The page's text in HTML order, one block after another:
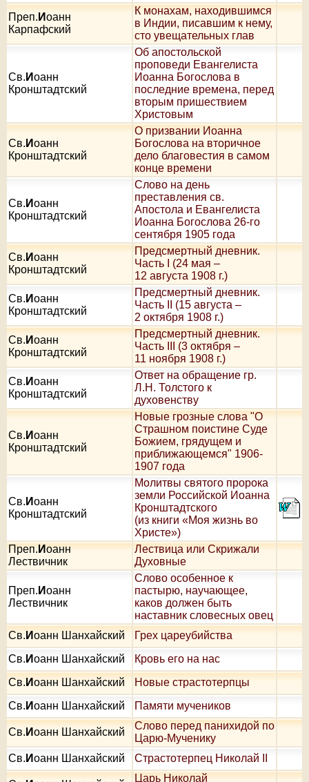
Преп. Иоанн
Карпафский
К монахам, находившимся
в Индии, писавшим к нему,
сто увещательных глав
Св. Иоанн
Кронштадтский
Об апостольской
проповеди Евангелиста
Иоанна Богослова в
последние времена, перед
вторым пришествием
Христовым
Св. Иоанн
Кронштадтский
О призвании Иоанна
Богослова на вторичное
дело благовестия в самом
конце времени
Св. Иоанн
Кронштадтский
Слово на день
преставления св.
Апостола и Евангелиста
Иоанна Богослова 26-го
сентября 1905 года
Св. Иоанн
Кронштадтский
Предсмертный дневник.
Часть I (24 мая –
12 августа 1908 г.)
Св. Иоанн
Кронштадтский
Предсмертный дневник.
Часть II (15 августа –
2 октября 1908 г.)
Св. Иоанн
Кронштадтский
Предсмертный дневник.
Часть III (3 октября –
11 ноября 1908 г.)
Св. Иоанн
Кронштадтский
Ответ на обращение гр.
Л.Н. Толстого к
духовенству
Св. Иоанн
Кронштадтский
Новые грозные слова "О
Страшном поистине Суде
Божием, грядущем и
приближающемся" 1906-
1907 года
Св. Иоанн
Кронштадтский
Молитвы святого пророка
земли Российской Иоанна
Кронштадтского
(из книги «Моя жизнь во
Христе»)
Преп.Иоанн
Лествичник
Лествица или Скрижали
Духовные
Преп. Иоанн
Лествичник
Слово особенное к
пастырю, научающее,
каков должен быть
наставник словесных овец
Св. Иоанн Шанхайский
Грех цареубийства
Св. Иоанн Шанхайский
Кровь его на нас
Св. Иоанн Шанхайский
Новые страстотерпцы
Св. Иоанн Шанхайский Памяти мучеников
Св. Иоанн Шанхайский
Слово перед панихидой по
Царю-Мученику
Св. Иоанн Шанхайский Страстотерпец Николай II
Царь Николай